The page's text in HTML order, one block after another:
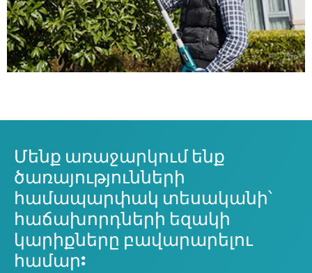
Մենք առաջարկում ենք
ծառայությունների
համապարփակ տեսականի՝
հաճախորդների եզակի
կարիքները բավարարելու
համար: